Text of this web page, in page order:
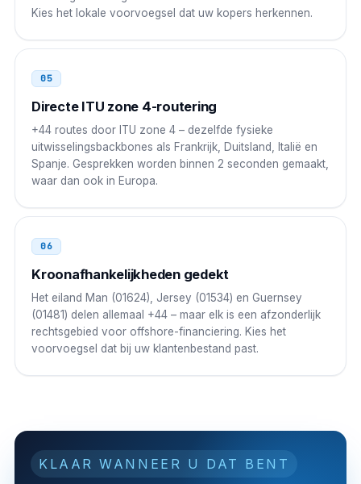
001 44 AAA NNNNNNN
001 44 AAA NNNNNNN
00 21 44 AAA NNNNNNN
Rusland
8 10 44 AAA NNNNNNN
Kies het lokale voorvoegsel dat uw kopers herkennen.
05
Directe ITU zone 4-routering
+44 routes door ITU zone 4 – dezelfde fysieke
uitwisselingsbackbones als Frankrijk, Duitsland, Italië en
Spanje. Gesprekken worden binnen 2 seconden gemaakt,
waar dan ook in Europa.
06
Kroonafhankelijkheden gedekt
Het eiland Man (01624), Jersey (01534) en Guernsey
(01481) delen allemaal +44 – maar elk is een afzonderlijk
rechtsgebied voor offshore-financiering. Kies het
voorvoegsel dat bij uw klantenbestand past.
KLAAR WANNEER U DAT BENT